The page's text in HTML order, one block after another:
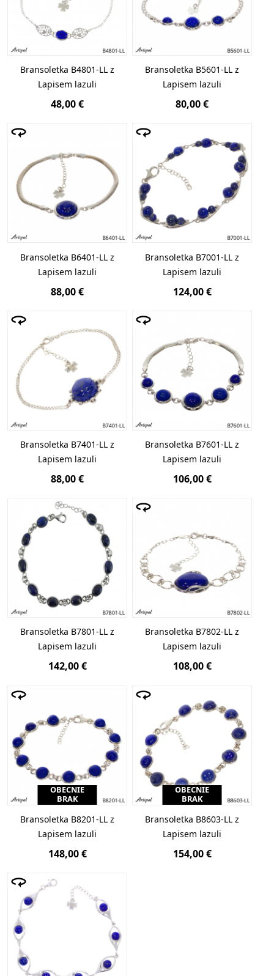
Bransoletka B4801-LL z
Lapisem lazuli
48,00 €
Bransoletka B5601-LL z
Lapisem lazuli
80,00 €
Bransoletka B6401-LL z
Lapisem lazuli
88,00 €
Bransoletka B7001-LL z
Lapisem lazuli
124,00 €
Bransoletka B7401-LL z
Lapisem lazuli
88,00 €
Bransoletka B7601-LL z
Lapisem lazuli
106,00 €
Bransoletka B7801-LL z
Lapisem lazuli
142,00 €
Bransoletka B7802-LL z
Lapisem lazuli
108,00 €
OBECNIE
BRAK
Bransoletka B8201-LL z
Lapisem lazuli
148,00 €
OBECNIE
BRAK
Bransoletka B8603-LL z
Lapisem lazuli
154,00 €